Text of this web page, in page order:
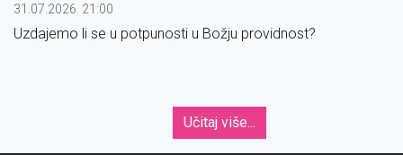
31.07.2026. 21:00
Uzdajemo li se u potpunosti u Božju providnost?
Učitaj više...